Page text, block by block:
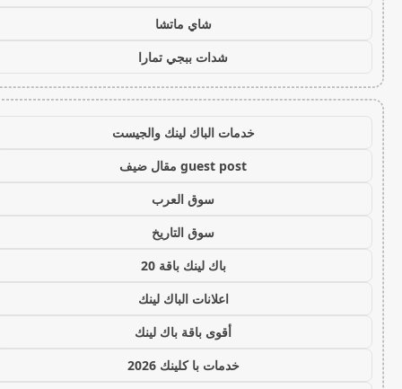
شاي ماتشا
شدات ببجي تمارا
خدمات الباك لينك والجيست
guest post مقال ضيف
سوق العرب
سوق التاريخ
باك لينك باقة 20
اعلانات الباك لينك
أقوى باقة باك لينك
خدمات با كلينك 2026